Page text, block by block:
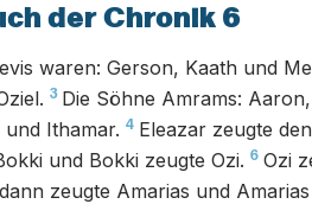
der Chronik 6
waren: Gerson, Kaath und
3 Die Söhne Amrams:
Ithamar. 4 Eleazar zeugte
und Bokki zeugte Ozi. 6 Ozi
zeugte Amarias und